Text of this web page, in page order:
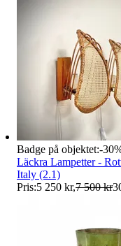
Badge på objektet:-30
Läckra Lampetter -
Italy (2.1)
Pris:5 250 kr,7 500 kr